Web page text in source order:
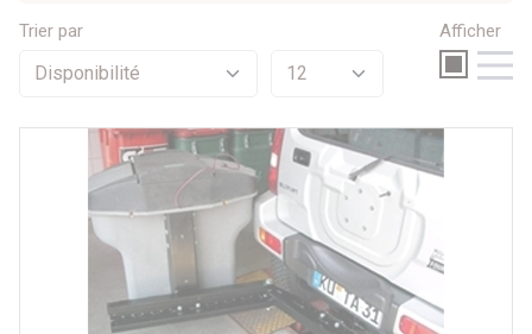
Trier par Afficher
Promotions
Par prix
1494 €
Par marque